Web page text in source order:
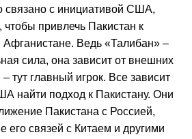
связано с инициативой США,
привлечь Пакистан к
Ведь «Талибан» –
сила, она зависит от внешних
тут главный игрок. Все зависит
найти подход к Пакистану. Они
Пакистана с Россией,
его связей с Китаем и другими